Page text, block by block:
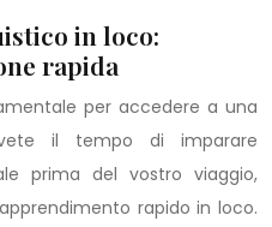
in loco:
rapida
per accedere a una
il tempo di imparare
prima del vostro viaggio,
rapido in loco.